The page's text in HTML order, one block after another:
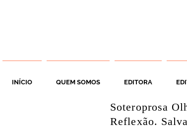
INÍCIO QUEM SOMOS EDITORA
Soteroprosa
Reflexão.